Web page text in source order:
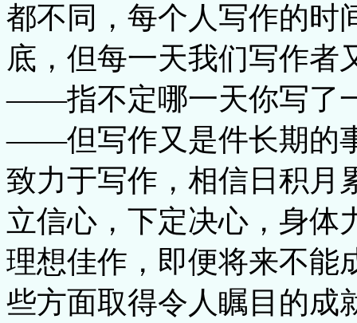
都不同，每个人写作的时
底，但每一天我们写作者
——指不定哪一天你写了
——但写作又是件长期的
致力于写作，相信日积月
立信心，下定决心，身体
理想佳作，即便将来不能
些方面取得令人瞩目的成